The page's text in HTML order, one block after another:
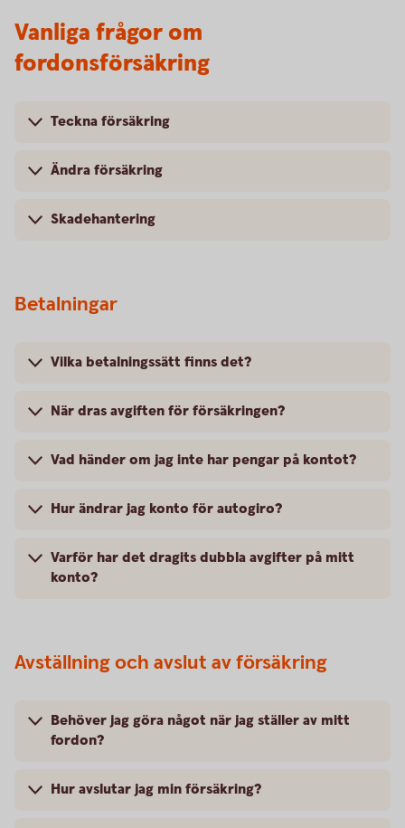
Vanliga frågor om
fordonsförsäkring
Teckna försäkring
Ändra försäkring
Skadehantering
Betalningar
Vilka betalningssätt finns det?
När dras avgiften för försäkringen?
Vad händer om jag inte har pengar på kontot?
Hur ändrar jag konto för autogiro?
Varför har det dragits dubbla avgifter på mitt
konto?
Avställning och avslut av försäkring
Behöver jag göra något när jag ställer av mitt
fordon?
Hur avslutar jag min försäkring?